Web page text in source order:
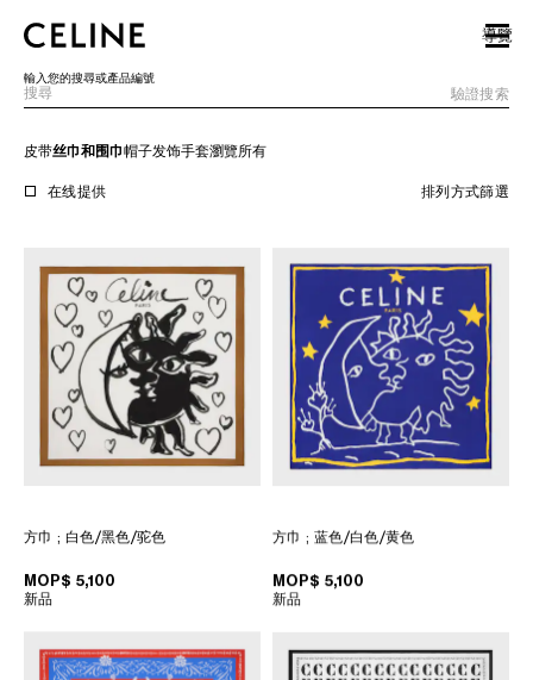
SKIP TO FOOTER CONTENT
跳至主導覽
導覽
輸入您的搜尋或產品編號
驗證搜索
皮带丝巾和围巾帽子发饰手套瀏覽所有
在线提供 排列方式篩選
方巾; 白色/黑色/驼色
MOP$ 5,100
新品
方巾; 蓝色/白色/黄色
MOP$ 5,100
新品
歐洲
亞洲（國家/地區）
中國大陸
澳門特別行政區
香港特別行政區
台灣地區
菲律賓
南韓
印度
新加坡